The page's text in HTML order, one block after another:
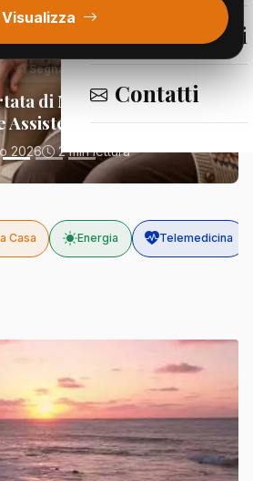
Segnalazioni
Contatti
Visualizza
Segnalazioni
di Mano:
Assistenza Domiciliare
2026 2 min lettura
Casa Energia Telemedicina